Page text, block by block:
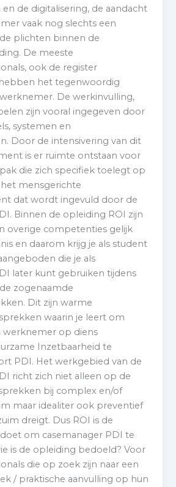
de digitalisering, de aandacht
vaak nog slechts een
plichten binnen de
De meeste
ook de register
het tegenwoordig
werknemer. De werkinvulling,
zijn vooral ingegeven door
systemen en
Door de intensivering van dit
is er ruimte ontstaan voor
die zich specifiek toelegt op
mensgerichte
dat wordt ingevuld door de
Binnen de opleiding ROI zijn
overige competenties gelijk
en daarom krijg je als student
die je als
later kunt gebruiken tijdens
zogenaamde
Dit zijn warme
waarin je leert om
werknemer op diens
Inzetbaarheid te
PDI. Het werkgebied van de
richt zich niet alleen op de
bij complex en/of
maar idealiter ook preventief
dreigt. Dus ROI is de
om casemanager PDI te
is de opleiding bedoeld? Voor
die op zoek zijn naar een
/ praktische aanvulling op hun